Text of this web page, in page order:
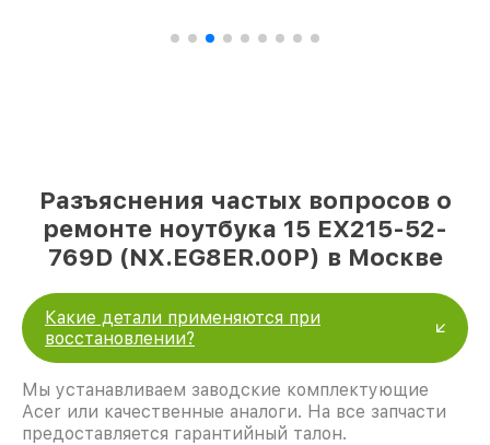
Разъяснения частых вопросов о
ремонте ноутбука 15 EX215-52-
769D (NX.EG8ER.00P) в Москве
Какие детали применяются при
восстановлении?
Мы устанавливаем заводские комплектующие
Acer или качественные аналоги. На все запчасти
предоставляется гарантийный талон.